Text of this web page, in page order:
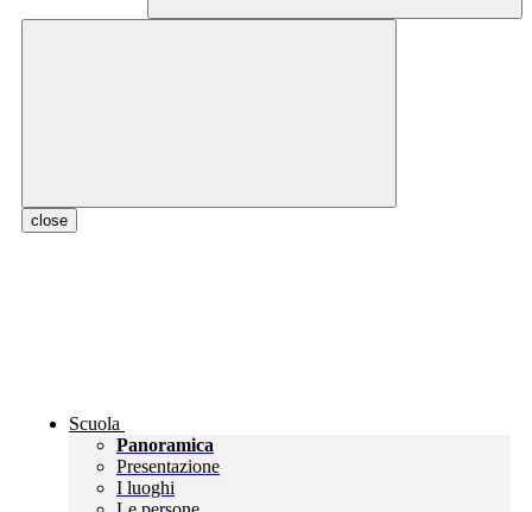
close
Scuola
Panoramica
Presentazione
I luoghi